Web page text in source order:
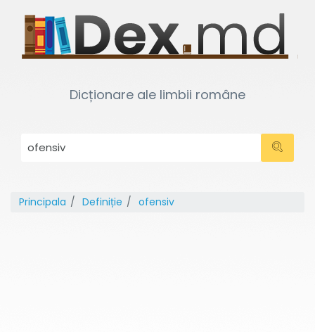
Dicționare ale limbii române
Principala Definiție ofensiv